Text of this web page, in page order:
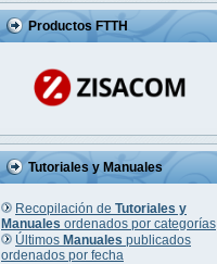
Productos FTTH
Tutoriales y Manuales
Recopilación de Tutoriales y
Manuales ordenados por categorías
Últimos Manuales publicados
ordenados por fecha